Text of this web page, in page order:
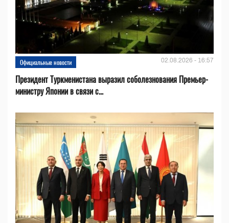
Официальные новости 02.08.2026 - 16:57
Президент Туркменистана выразил соболезнования Премьер-
министру Японии в связи с...